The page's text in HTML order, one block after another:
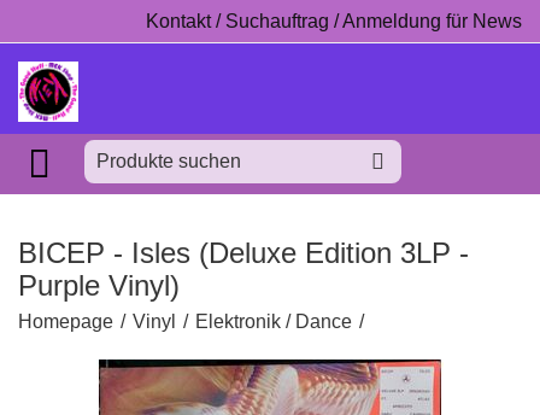
Kontakt / Suchauftrag / Anmeldung für News
BICEP - Isles (Deluxe Edition 3LP -
Purple Vinyl)
Homepage / Vinyl / Elektronik / Dance /